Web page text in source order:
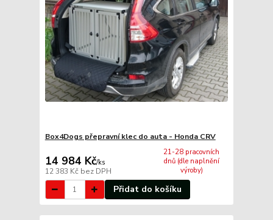
Box4Dogs přepravní klec do auta - Honda CRV
14 984 Kč/ks
12 383 Kč bez DPH
21-28 pracovních
dnů (dle naplnění
výroby)
Přidat do košíku